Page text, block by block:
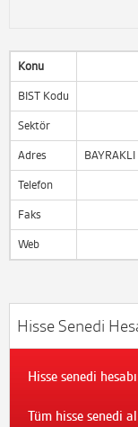
Konu
BIST Kodu
Sektör
Adres
Telefon
Faks
Web
Hisse Senedi
Hisse senedi
Tüm hisse senedi